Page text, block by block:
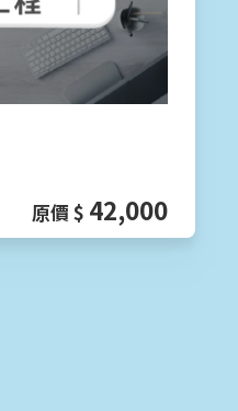
原價 $ 42,000